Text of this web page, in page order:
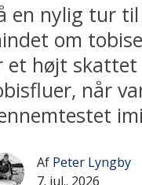
en nylig tur
om
et højt
når
Af Peter Lyngby
7. jul.. 2026